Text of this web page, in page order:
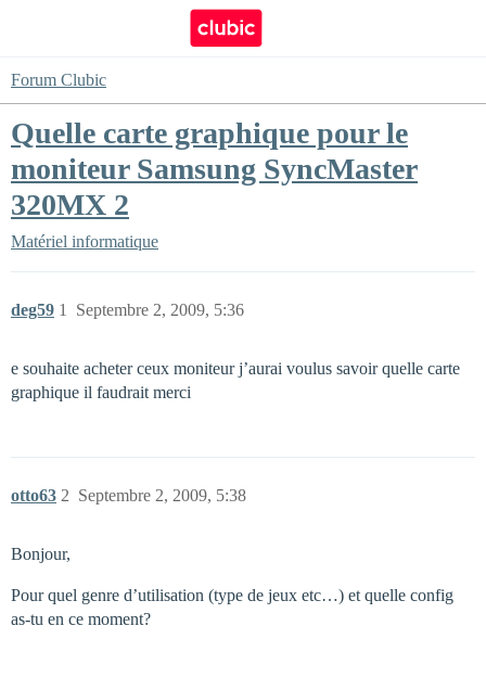
Forum Clubic
Quelle carte graphique pour le
moniteur Samsung SyncMaster
320MX 2
Matériel informatique
deg59 Septembre 2, 2009, 5:36
1
e souhaite acheter ceux moniteur j’aurai voulus savoir quelle carte
graphique il faudrait merci
otto63 Septembre 2, 2009, 5:38
2
Bonjour,
Pour quel genre d’utilisation (type de jeux etc…) et quelle config
as-tu en ce moment?